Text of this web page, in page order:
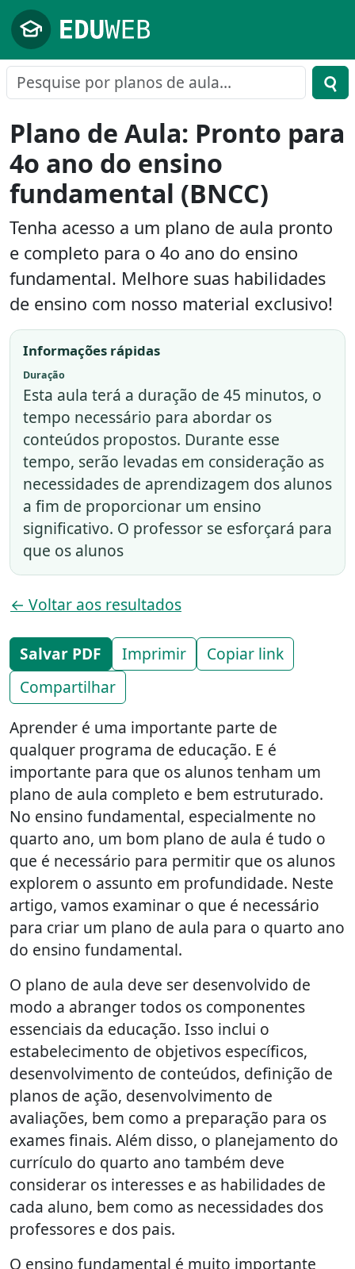
Pular para o conteúdo principal
Plano de Aula: Pronto para
4o ano do ensino
fundamental (BNCC)
Tenha acesso a um plano de aula pronto
e completo para o 4o ano do ensino
fundamental. Melhore suas habilidades
de ensino com nosso material exclusivo!
Informações rápidas
Duração
Esta aula terá a duração de 45 minutos, o
tempo necessário para abordar os
conteúdos propostos. Durante esse
tempo, serão levadas em consideração as
necessidades de aprendizagem dos alunos
a fim de proporcionar um ensino
significativo. O professor se esforçará para
que os alunos
← Voltar aos resultados
Salvar PDF Imprimir
Copiar link
Compartilhar
Aprender é uma importante parte de
qualquer programa de educação. E é
importante para que os alunos tenham um
plano de aula completo e bem estruturado.
No ensino fundamental, especialmente no
quarto ano, um bom plano de aula é tudo o
que é necessário para permitir que os alunos
explorem o assunto em profundidade. Neste
artigo, vamos examinar o que é necessário
para criar um plano de aula para o quarto ano
do ensino fundamental.
O plano de aula deve ser desenvolvido de
modo a abranger todos os componentes
essenciais da educação. Isso inclui o
estabelecimento de objetivos específicos,
desenvolvimento de conteúdos, definição de
planos de ação, desenvolvimento de
avaliações, bem como a preparação para os
exames finais. Além disso, o planejamento do
currículo do quarto ano também deve
considerar os interesses e as habilidades de
cada aluno, bem como as necessidades dos
professores e dos pais.
O ensino fundamental é muito importante